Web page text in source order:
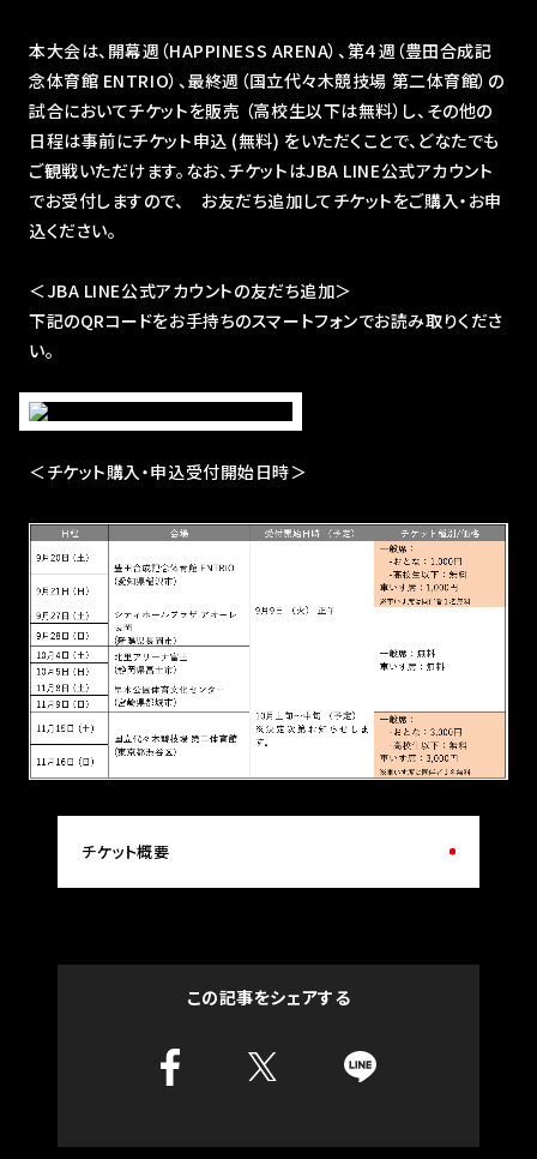
本大会は、開幕週（HAPPINESS ARENA）、第４週（豊田合成記
念体育館 ENTRIO）、最終週（国立代々木競技場 第二体育館）の
試合においてチケットを販売 （高校生以下は無料）し、その他の
日程は事前にチケット申込 (無料) をいただくことで、どなたでも
ご観戦いただけます。なお、チケットはJBA LINE公式アカウント
でお受付しますので、 お友だち追加してチケットをご購入・お申
込ください。
＜JBA LINE公式アカウントの友だち追加＞
下記のQRコードをお手持ちのスマートフォンでお読み取りくださ
い。
＜チケット購入・申込受付開始日時＞
チケット概要
この記事をシェアする